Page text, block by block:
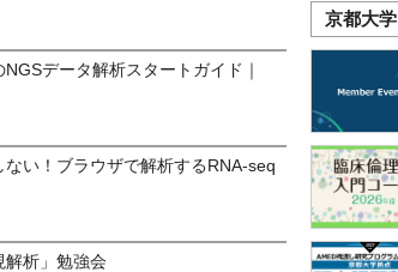
データ解析スタートガイド｜
ない！ブラウザで解析するRNA-seq
解析」勉強会
京都大学